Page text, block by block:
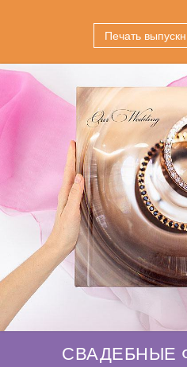
Печать
СВАДЕБНЫЕ